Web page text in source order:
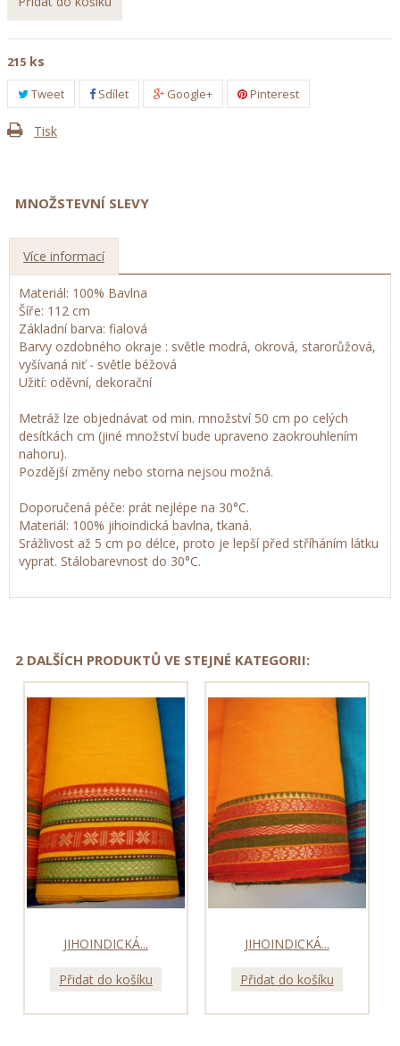
215 ks
Tweet Sdílet Google+ Pinterest
Tisk
MNOŽSTEVNÍ SLEVY
Více informací
Materiál: 100% Bavlna
Šíře: 112 cm
Základní barva: fialová
Barvy ozdobného okraje : světle modrá, okrová, starorůžová,
vyšívaná niť - světle béžová
Užití: oděvní, dekorační
Metráž lze objednávat od min. množství 50 cm po celých
desítkách cm (jiné množství bude upraveno zaokrouhlením
nahoru).
Pozdější změny nebo storna nejsou možná.
Doporučená péče: prát nejlépe na 30°C.
Materiál: 100% jihoindická bavlna, tkaná.
Srážlivost až 5 cm po délce, proto je lepší před stříháním látku
vyprat. Stálobarevnost do 30°C.
2 DALŠÍCH PRODUKTŮ VE STEJNÉ KATEGORII:
JIHOINDICKÁ...
Přidat do košíku
JIHOINDICKÁ...
Přidat do košíku